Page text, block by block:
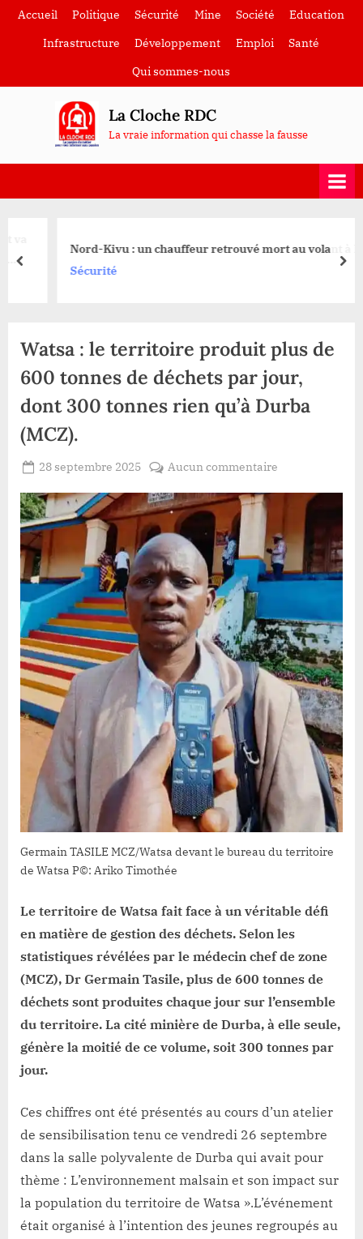
SkipAccueil Politique Sécurité Mine Société
Education
Infrastructure
Développement Emploi
Santé
Qui sommes-nous
La Cloche RDC
La vraie information qui chasse la fausse
Nord-Kivu : un chauffeur retrouvé mort au volant à Beni
Sécurité
prev
Watsa : le territoire produit plus de
600 tonnes de déchets par jour,
dont 300 tonnes rien qu’à Durba
(MCZ).
Posted
28 septembre 2025
ROMEO
Aucun commentaire
territoire
produit
plus
600
tonnes
de
déchets
par
jour,
dont
300
tonnes
qu’à
Durba
Germain TASILE MCZ/Watsa devant le bureau du territoire
de Watsa P©: Ariko Timothée
Le territoire de Watsa fait face à un véritable défi
en matière de gestion des déchets. Selon les
statistiques révélées par le médecin chef de zone
(MCZ), Dr Germain Tasile, plus de 600 tonnes de
déchets sont produites chaque jour sur l’ensemble
du territoire. La cité minière de Durba, à elle seule,
génère la moitié de ce volume, soit 300 tonnes par
jour.
Ces chiffres ont été présentés au cours d’un atelier
de sensibilisation tenu ce vendredi 26 septembre
dans la salle polyvalente de Durba qui avait pour
thème : L’environnement malsain et son impact sur
la population du territoire de Watsa ».L’événement
était organisé à l’intention des jeunes regroupés au